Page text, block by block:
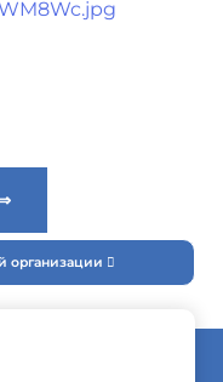
организации